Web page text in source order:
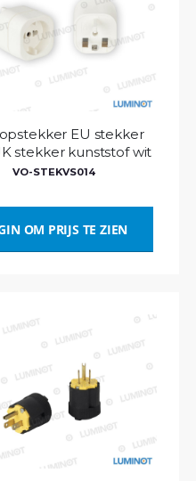
EU stekker
stekker kunststof wit
VO-STEKVS014
OM PRIJS TE ZIEN